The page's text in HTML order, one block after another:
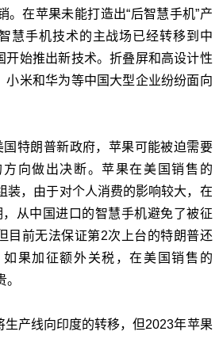
。在苹果未能打造出“后智慧手机”产
慧手机技术的主战场已经转移到中
开始推出新技术。折叠屏和高设计性
小米和华为等中国大型企业纷纷面向
特朗普新政府，苹果可能被迫需要
向做出决断。苹果在美国销售的
装，由于对个人消费的影响较大，在
从中国进口的智慧手机避免了被征
目前无法保证第2次上台的特朗普还
果加征额外关税，在美国销售的
生产线向印度的转移，但2023年苹果